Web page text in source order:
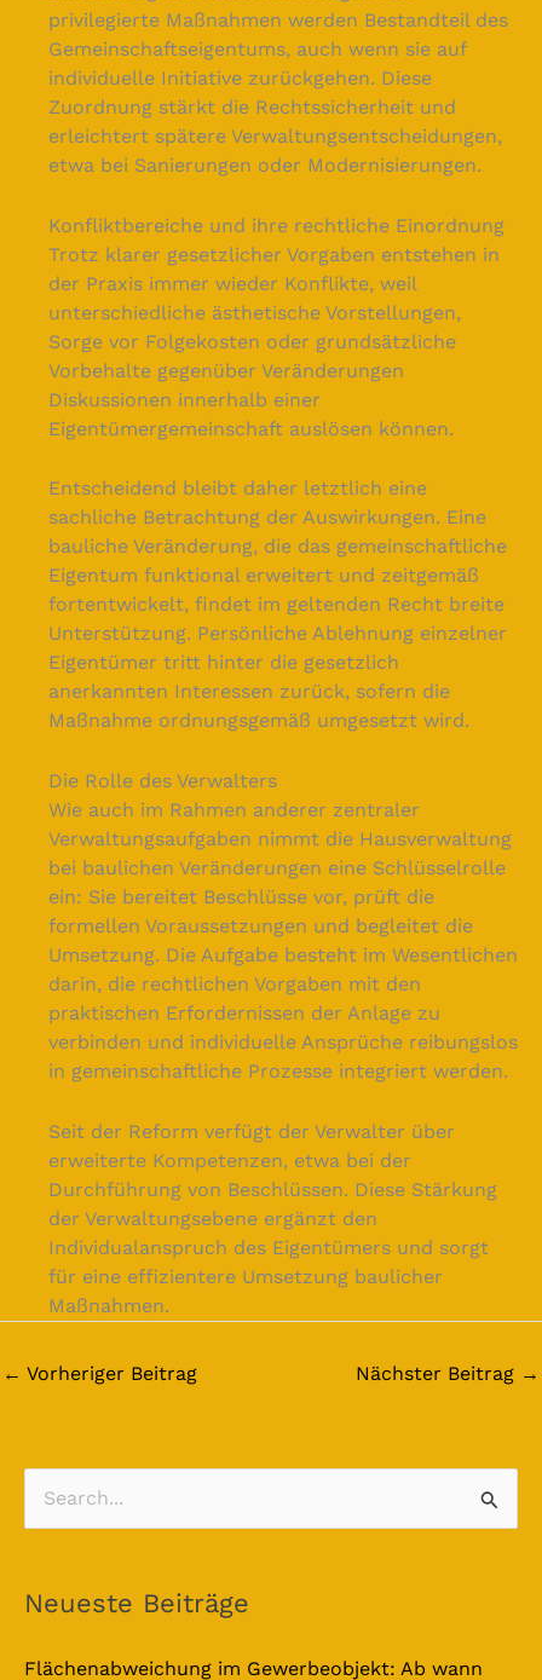
privilegierte Maßnahmen werden Bestandteil des
Gemeinschaftseigentums, auch wenn sie auf
individuelle Initiative zurückgehen. Diese
Zuordnung stärkt die Rechtssicherheit und
erleichtert spätere Verwaltungsentscheidungen,
etwa bei Sanierungen oder Modernisierungen.
Konfliktbereiche und ihre rechtliche Einordnung
Trotz klarer gesetzlicher Vorgaben entstehen in
der Praxis immer wieder Konflikte, weil
unterschiedliche ästhetische Vorstellungen,
Sorge vor Folgekosten oder grundsätzliche
Vorbehalte gegenüber Veränderungen
Diskussionen innerhalb einer
Eigentümergemeinschaft auslösen können.
Entscheidend bleibt daher letztlich eine
sachliche Betrachtung der Auswirkungen. Eine
bauliche Veränderung, die das gemeinschaftliche
Eigentum funktional erweitert und zeitgemäß
fortentwickelt, findet im geltenden Recht breite
Unterstützung. Persönliche Ablehnung einzelner
Eigentümer tritt hinter die gesetzlich
anerkannten Interessen zurück, sofern die
Maßnahme ordnungsgemäß umgesetzt wird.
Die Rolle des Verwalters
Wie auch im Rahmen anderer zentraler
Verwaltungsaufgaben nimmt die Hausverwaltung
bei baulichen Veränderungen eine Schlüsselrolle
ein: Sie bereitet Beschlüsse vor, prüft die
formellen Voraussetzungen und begleitet die
Umsetzung. Die Aufgabe besteht im Wesentlichen
darin, die rechtlichen Vorgaben mit den
praktischen Erfordernissen der Anlage zu
verbinden und individuelle Ansprüche reibungslos
in gemeinschaftliche Prozesse integriert werden.
Seit der Reform verfügt der Verwalter über
erweiterte Kompetenzen, etwa bei der
Durchführung von Beschlüssen. Diese Stärkung
der Verwaltungsebene ergänzt den
Individualanspruch des Eigentümers und sorgt
für eine effizientere Umsetzung baulicher
Maßnahmen.
← Vorheriger Beitrag Nächster Beitrag →
h
e
Neueste Beiträge
Flächenabweichung im Gewerbeobjekt: Ab wann